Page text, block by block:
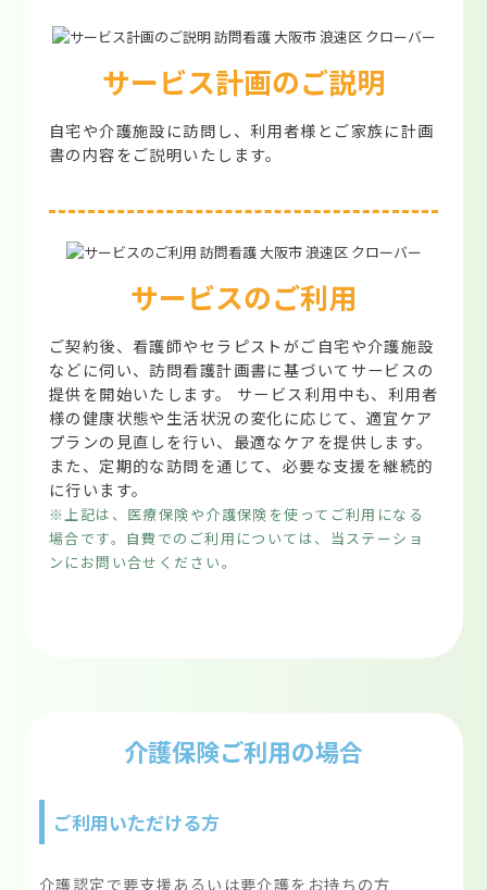
サービス計画のご説明
自宅や介護施設に訪問し、利用者様とご家族に計画
書の内容をご説明いたします。
サービスのご利用
ご契約後、看護師やセラピストがご自宅や介護施設
などに伺い、訪問看護計画書に基づいてサービスの
提供を開始いたします。 サービス利用中も、利用者
様の健康状態や生活状況の変化に応じて、適宜ケア
プランの見直しを行い、最適なケアを提供します。
また、定期的な訪問を通じて、必要な支援を継続的
に行います。
※上記は、医療保険や介護保険を使ってご利用になる
場合です。自費でのご利用については、当ステーショ
ンにお問い合せください。
介護保険ご利用の場合
ご利用いただける方
介護認定で要支援あるいは要介護をお持ちの方